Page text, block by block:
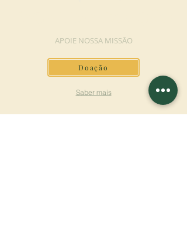
APOIE NOSSA MISSÃO
Doação
Saber mais